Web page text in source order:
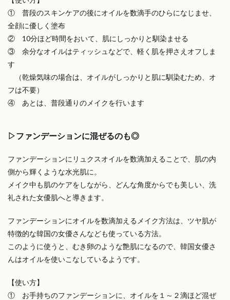
① 普段のスキンケアの後にオイルを数滴手のひらになじませ、
全顔に優しく塗布
② 10分ほど時間をおいて、肌にしっかりと馴染ませる
③ 余分なオイルはティッシュなどで、軽く肌を押さえオフしま
す
（乾燥気味の場合は、オイルがしっかりと肌に馴染むため、オ
フは不要）
④ あとは、普段通りのメイクを行います
▷ファンデーションに混ぜるのも◎
ファンデーションにリュクスオイルを数滴加えることで、肌の内
側から輝くような水光肌に。
メイク中も肌のケアをしながら、どんな角度からでも美しい、洗
礼された女優肌へと導きます。
ファンデーションにオイルを数滴加えるメイク方法は、ツヤ肌が
特徴的な韓国の女優さんなども使っている方法。
このように使うと、むき卵のような艶肌になるので、 韓国女優さ
んはオイルを使いこなしているようです。
【使い方】
① お手持ちのファンデーションに、オイルを１～２滴ほど混ぜ